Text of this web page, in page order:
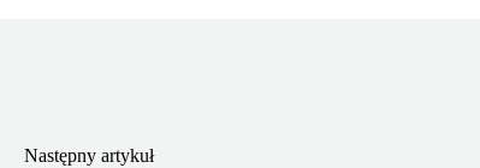
Następny artykuł